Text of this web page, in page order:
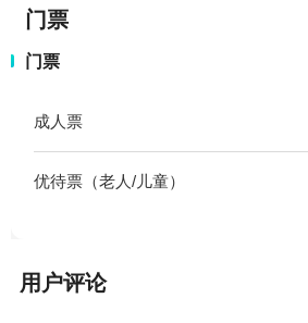
门票
门票
成人票
优待票（老人/儿童）
用户评论